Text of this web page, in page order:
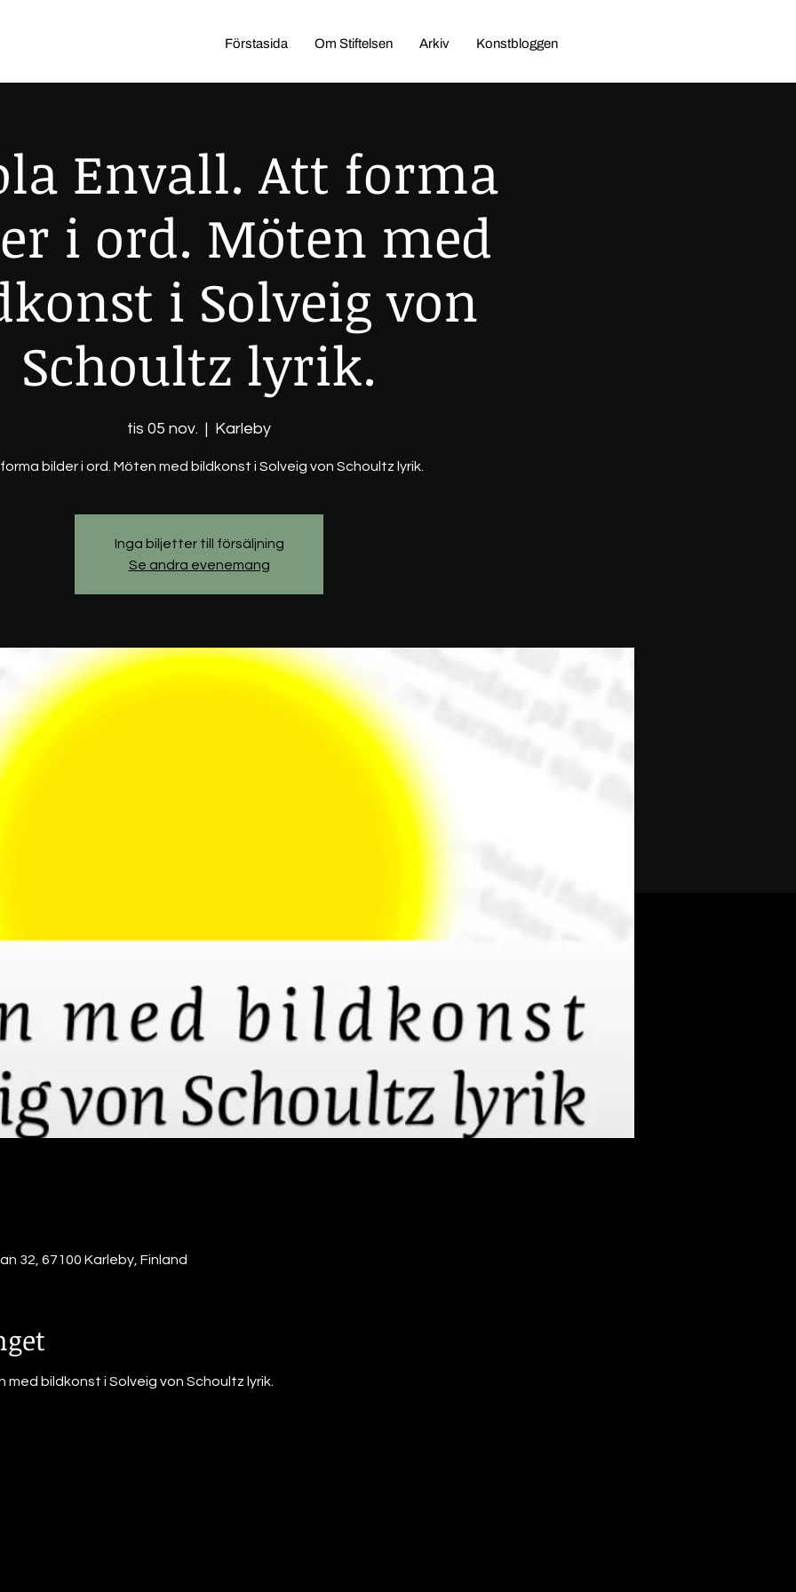
Förstasida Om Stiftelsen Arkiv Konstbloggen
Envall. Att forma
i ord. Möten med
i Solveig von
Schoultz lyrik.
tis 05 nov.
  |
Karleby
bilder i ord. Möten med bildkonst i Solveig von Schoultz lyrik.
Inga biljetter till försäljning
Se andra evenemang
32, 67100 Karleby, Finland
bildkonst i Solveig von Schoultz lyrik.